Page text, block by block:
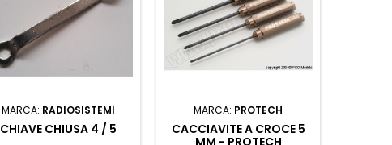
MARCA: RADIOSISTEMI
CHIAVE CHIUSA 4 / 5
MARCA: PROTECH
CACCIAVITE A CROCE 5
MM - PROTECH